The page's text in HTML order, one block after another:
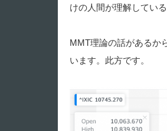
けの人間が理解している
MMT理論の話があるか
います。此方です。